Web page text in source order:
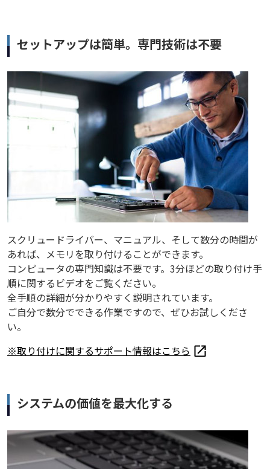
セットアップは簡単。専門技術は不要
スクリュードライバー、マニュアル、そして数分の時間が
あれば、メモリを取り付けることができます。
コンピュータの専門知識は不要です。3分ほどの取り付け手
順に関するビデオをご覧ください。
全手順の詳細が分かりやすく説明されています。
ご自分で数分でできる作業ですので、ぜひお試しくださ
い。
※取り付けに関するサポート情報はこちら
システムの価値を最大化する